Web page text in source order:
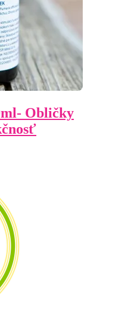
Obličky